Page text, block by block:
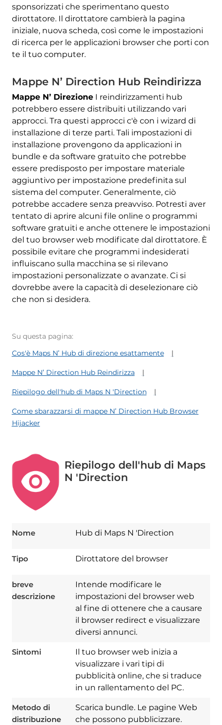
sponsorizzati che sperimentano questo
dirottatore. Il dirottatore cambierà la pagina
iniziale, nuova scheda, così come le impostazioni
di ricerca per le applicazioni browser che porti con
te il tuo computer.
Mappe N’ Direction Hub Reindirizza
Mappe N’ DirezioneI reindirizzamenti hub
potrebbero essere distribuiti utilizzando vari
approcci. Tra questi approcci c'è con i wizard di
installazione di terze parti. Tali impostazioni di
installazione provengono da applicazioni in
bundle e da software gratuito che potrebbe
essere predisposto per impostare materiale
aggiuntivo per impostazione predefinita sul
sistema del computer. Generalmente, ciò
potrebbe accadere senza preavviso. Potresti aver
tentato di aprire alcuni file online o programmi
software gratuiti e anche ottenere le impostazioni
del tuo browser web modificate dal dirottatore. È
possibile evitare che programmi indesiderati
influiscano sulla macchina se si rilevano
impostazioni personalizzate o avanzate. Ci si
dovrebbe avere la capacità di deselezionare ciò
che non si desidera.
Su questa pagina:
Cos'è Maps N’ Hub di direzione esattamente
Mappe N’ Direction Hub Reindirizza
Riepilogo dell'hub di Maps N 'Direction
Come sbarazzarsi di mappe N’ Direction Hub Browser
Hijacker
Riepilogo dell'hub di Maps
N 'Direction
Nome Hub di Maps N 'Direction
Tipo Dirottatore del browser
breve
descrizione
Intende modificare le
impostazioni del browser web
al fine di ottenere che a causare
il browser redirect e visualizzare
diversi annunci.
Sintomi
Il tuo browser web inizia a
visualizzare i vari tipi di
pubblicità online, che si traduce
in un rallentamento del PC.
Metodo di
distribuzione
Scarica bundle. Le pagine Web
che possono pubblicizzare.
Download